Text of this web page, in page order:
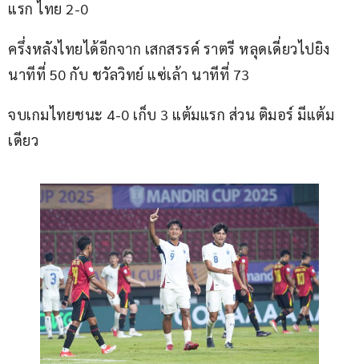
แรก ไทย 2-0
ครึ่งหลังไทยได้อีกจาก เสกสรรค์ ราตรี หลุดเดี่ยวไปยิง
นาทีที่ 50 กับ ชวัลวิทย์ แซ่เล้า นาทีที่ 73
จบเกมไทยชนะ 4-0 เก็บ 3 แต้มแรก ส่วน ติมอร์ มีแต้ม
เดียว